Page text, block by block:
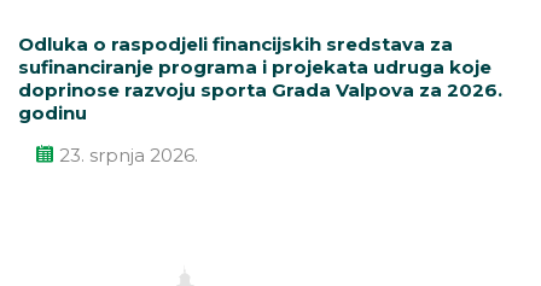
Odluka o raspodjeli financijskih sredstava za
sufinanciranje programa i projekata udruga koje
doprinose razvoju sporta Grada Valpova za 2026.
godinu
23. srpnja 2026.